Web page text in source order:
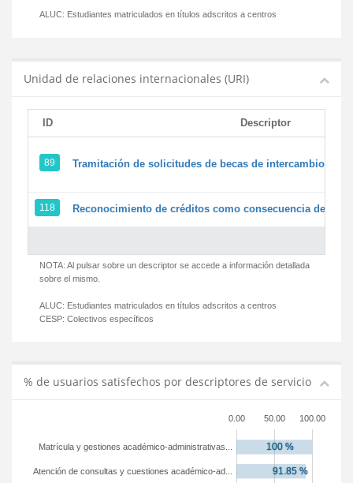
ALUC: Estudiantes matriculados en títulos adscritos a centros
Unidad de relaciones internacionales (URI)
ID Descriptor
89 Tramitación de solicitudes de becas de intercambio
118 Reconocimiento de créditos como consecuencia de un
NOTA: Al pulsar sobre un descriptor se accede a información detallada
sobre el mismo.
ALUC: Estudiantes matriculados en títulos adscritos a centros
CESP: Colectivos específicos
% de usuarios satisfechos por descriptores de servicio
0.00 50.00 100.00
Atención de consultas y cuestiones académico-ad...
Matrícula y gestiones académico-administrativas...